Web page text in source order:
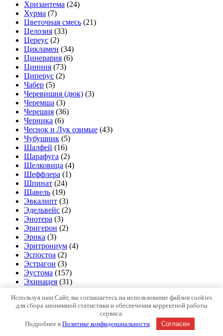
Хризантема (24)
Хурма (7)
Цветочная смесь (21)
Целозия (33)
Цереус (2)
Цикламен (34)
Цинерария (6)
Цинния (73)
Циперус (2)
Чабер (5)
Черевишня (дюк) (3)
Черемша (3)
Черешня (36)
Черника (6)
Чеснок и Лук озимые (43)
Чубушник (5)
Шалфей (16)
Шарафуга (2)
Шелковица (4)
Шеффлера (1)
Шпинат (24)
Щавель (19)
Эвкалипт (3)
Эдельвейс (2)
Энотера (3)
Эригерон (2)
Эрика (3)
Эритрониум (4)
Эспостоа (2)
Эстрагон (3)
Эустома (157)
Эхинацея (31)
Эшшольция (9)
Юкка (1)
Яблоко-груша (2)
Используя наш Сайт, вы соглашаетесь на использование файлов cookies
для сбора анонимной статистики и обеспечения корректной работы
сервиса.
Подробнее вПолитике конфиденциальности Согласен